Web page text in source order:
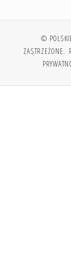
©
ZASTRZEŻONE.